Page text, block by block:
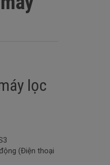
lọc
(Điện thoại